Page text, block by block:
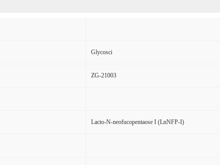
Glycosci
ZG-21003
Lacto-N-neofucopentaose I (LnNFP-I)